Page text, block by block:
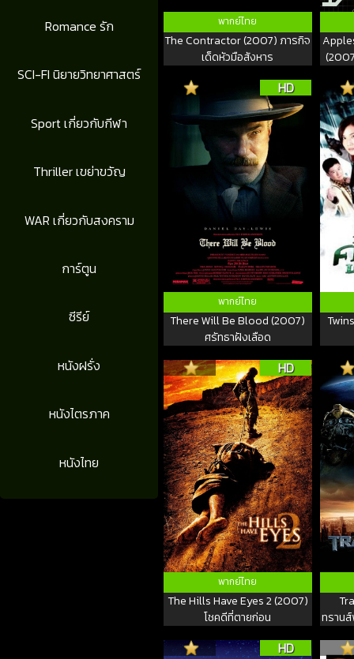
Romance รัก
SCI-FI นิยายวิทยาศาสตร์
Sport เกี่ยวกับกีฬา
Thriller เขย่าขวัญ
WAR เกี่ยวกับสงคราม
การ์ตูน
ซีรีย์
หนังฝรั่ง
หนังไตรภาค
หนังไทย
พากย์ไทย
The Contractor (2007) ภารกิจ
เด็ดหัวมือสังหาร
HD
พากย์ไทย
There Will Be Blood (2007)
ศรัทธาฝังเลือด
HD
พากย์ไทย
The Hills Have Eyes 2 (2007)
โชคดีที่ตายก่อน
ทราน
HD